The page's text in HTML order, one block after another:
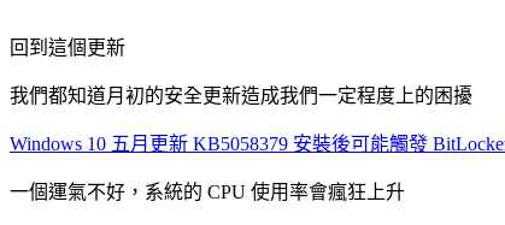
回到這個更新
我們都知道月初的安全更新造成我們一定程度上的困擾
Windows 10 五月更新 KB5058379 安裝後可能觸發
一個運氣不好，系統的 CPU 使用率會瘋狂上升